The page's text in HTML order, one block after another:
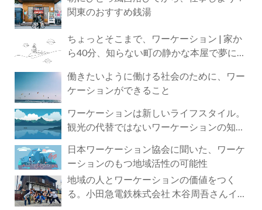
関東のおすすめ銭湯
ちょっとそこまで、ワーケーション | 家か
ら40分、知らない町の静かな本屋で夢に近
働きたいように働ける社会のために、ワー
ケーションができること
ワーケーションは新しいライフスタイル。
観光の代替ではないワーケーションの知ら
日本ワーケーション協会に聞いた、ワーケ
ーションのもつ地域活性の可能性
地域の人とワーケーションの価値をつく
る。小田急電鉄株式会社 木谷周吾さんイン